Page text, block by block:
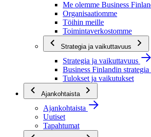
Me olemme Business
Organisaatiomme
Töihin meille
Toimintaverkostomme
Strategia ja vaikuttavuus
Strategia ja vaikuttavuus
Business Finlandin strategia
Tulokset ja vaikutukset
Ajankohtaista
Ajankohtaista
Uutiset
Tapahtumat